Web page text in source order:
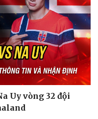
Uy vòng 32 đội